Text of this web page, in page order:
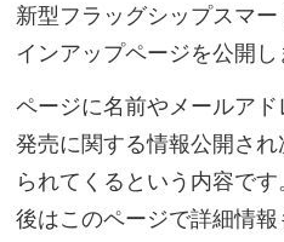
新型フラッグシップスマ
インアップページを公開し
ページに名前やメールアド
発売に関する情報公開さ
られてくるという内容で
後はこのページで詳細情